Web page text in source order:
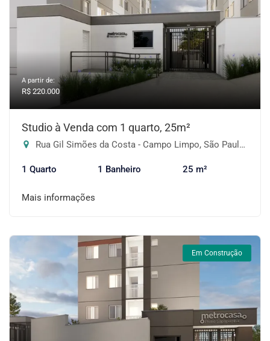
A partir de:
R$ 220.000
Studio à Venda com 1 quarto, 25m²
Rua Gil Simões da Costa - Campo Limpo, São Paulo-SP
1 Quarto 1 Banheiro 25 m²
Mais informações
Em Construção